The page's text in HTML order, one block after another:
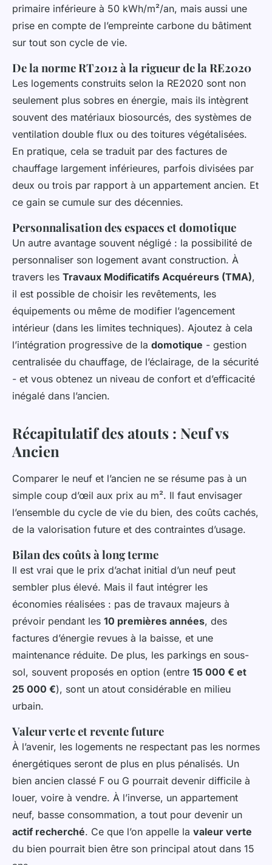
primaire inférieure à 50 kWh/m²/an, mais aussi une
prise en compte de l’empreinte carbone du bâtiment
sur tout son cycle de vie.
De la norme RT2012 à la rigueur de la RE2020
Les logements construits selon la RE2020 sont non
seulement plus sobres en énergie, mais ils intègrent
souvent des matériaux biosourcés, des systèmes de
ventilation double flux ou des toitures végétalisées.
En pratique, cela se traduit par des factures de
chauffage largement inférieures, parfois divisées par
deux ou trois par rapport à un appartement ancien. Et
ce gain se cumule sur des décennies.
Personnalisation des espaces et domotique
Un autre avantage souvent négligé : la possibilité de
personnaliser son logement avant construction. À
travers les Travaux Modificatifs Acquéreurs (TMA),
il est possible de choisir les revêtements, les
équipements ou même de modifier l’agencement
intérieur (dans les limites techniques). Ajoutez à cela
l’intégration progressive de la domotique - gestion
centralisée du chauffage, de l’éclairage, de la sécurité
- et vous obtenez un niveau de confort et d’efficacité
inégalé dans l’ancien.
Récapitulatif des atouts : Neuf vs
Ancien
Comparer le neuf et l’ancien ne se résume pas à un
simple coup d’œil aux prix au m². Il faut envisager
l’ensemble du cycle de vie du bien, des coûts cachés,
de la valorisation future et des contraintes d’usage.
Bilan des coûts à long terme
Il est vrai que le prix d’achat initial d’un neuf peut
sembler plus élevé. Mais il faut intégrer les
économies réalisées : pas de travaux majeurs à
prévoir pendant les 10 premières années, des
factures d’énergie revues à la baisse, et une
maintenance réduite. De plus, les parkings en sous-
sol, souvent proposés en option (entre 15 000 € et
25 000 €), sont un atout considérable en milieu
urbain.
Valeur verte et revente future
À l’avenir, les logements ne respectant pas les normes
énergétiques seront de plus en plus pénalisés. Un
bien ancien classé F ou G pourrait devenir difficile à
louer, voire à vendre. À l’inverse, un appartement
neuf, basse consommation, a tout pour devenir un
actif recherché. Ce que l’on appelle la valeur verte
du bien pourrait bien être son principal atout dans 15